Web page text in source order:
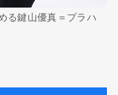
鍵山優真＝プラハ